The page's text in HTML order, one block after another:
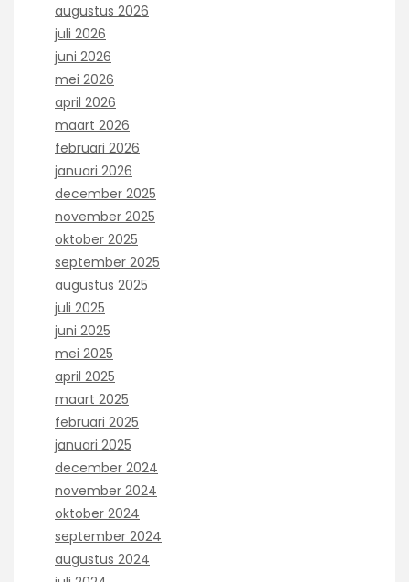
augustus 2026
juli 2026
juni 2026
mei 2026
april 2026
maart 2026
februari 2026
januari 2026
december 2025
november 2025
oktober 2025
september 2025
augustus 2025
juli 2025
juni 2025
mei 2025
april 2025
maart 2025
februari 2025
januari 2025
december 2024
november 2024
oktober 2024
september 2024
augustus 2024